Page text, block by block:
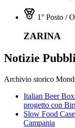
1° Posto /
ZARINA
Notizie
Archivio storico
Italian Beer
progetto con
Slow Food
Campania